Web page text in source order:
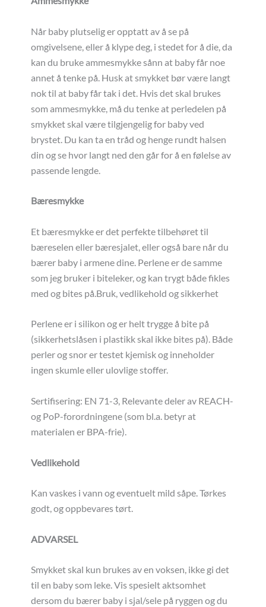
Når baby plutselig er opptatt av å se på
omgivelsene, eller å klype deg, i stedet for å die, da
kan du bruke ammesmykke sånn at baby får noe
annet å tenke på. Husk at smykket bør være langt
nok til at baby får tak i det. Hvis det skal brukes
som ammesmykke, må du tenke at perledelen på
smykket skal være tilgjengelig for baby ved
brystet. Du kan ta en tråd og henge rundt halsen
din og se hvor langt ned den går for å en følelse av
passende lengde.
Bæresmykke
Et bæresmykke er det perfekte tilbehøret til
bæreselen eller bæresjalet, eller også bare når du
bærer baby i armene dine. Perlene er de samme
som jeg bruker i biteleker, og kan trygt både fikles
med og bites på.Bruk, vedlikehold og sikkerhet
Perlene er i silikon og er helt trygge å bite på
(sikkerhetslåsen i plastikk skal ikke bites på). Både
perler og snor er testet kjemisk og inneholder
ingen skumle eller ulovlige stoffer.
Sertifisering: EN 71-3, Relevante deler av REACH-
og PoP-forordningene (som bl.a. betyr at
materialen er BPA-frie).
Vedlikehold
Kan vaskes i vann og eventuelt mild såpe. Tørkes
godt, og oppbevares tørt.
ADVARSEL
Smykket skal kun brukes av en voksen, ikke gi det
til en baby som leke. Vis spesielt aktsomhet
dersom du bærer baby i sjal/sele på ryggen og du